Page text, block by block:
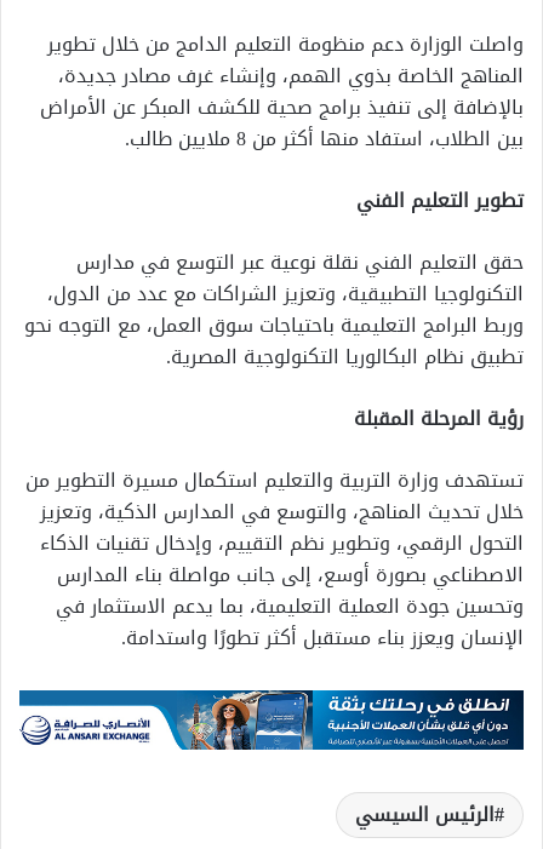
واصلت الوزارة دعم منظومة التعليم الدامج من خلال تطوير
المناهج الخاصة بذوي الهمم، وإنشاء غرف مصادر جديدة،
بالإضافة إلى تنفيذ برامج صحية للكشف المبكر عن الأمراض
بين الطلاب، استفاد منها أكثر من 8 ملايين طالب.
تطوير التعليم الفني
حقق التعليم الفني نقلة نوعية عبر التوسع في مدارس
التكنولوجيا التطبيقية، وتعزيز الشراكات مع عدد من الدول،
وربط البرامج التعليمية باحتياجات سوق العمل، مع التوجه نحو
تطبيق نظام البكالوريا التكنولوجية المصرية.
رؤية المرحلة المقبلة
تستهدف وزارة التربية والتعليم استكمال مسيرة التطوير من
خلال تحديث المناهج، والتوسع في المدارس الذكية، وتعزيز
التحول الرقمي، وتطوير نظم التقييم، وإدخال تقنيات الذكاء
الاصطناعي بصورة أوسع، إلى جانب مواصلة بناء المدارس
وتحسين جودة العملية التعليمية، بما يدعم الاستثمار في
الإنسان ويعزز بناء مستقبل أكثر تطورًا واستدامة.
الرئيس السيسي